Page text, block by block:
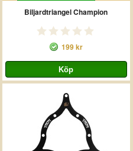
Biljardtriangel Champion
199 kr